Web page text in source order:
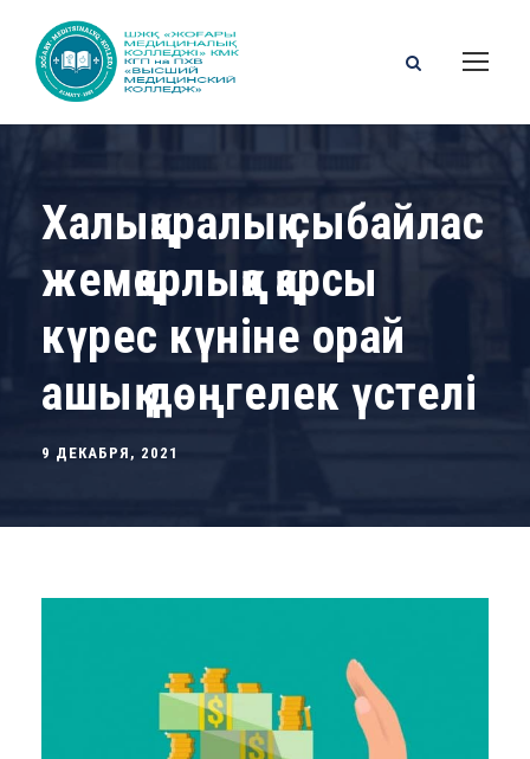
Халықаралық сыбайлас
жемқорлыққа қарсы
күрес күніне орай
ашық дөңгелек үстелі
9 ДЕКАБРЯ, 2021